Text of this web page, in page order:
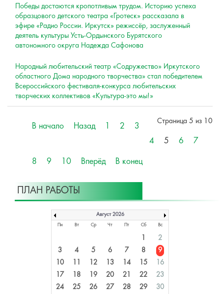
Победы достаются кропотливым трудом. Историю успеха
образцового детского театра «Гротеск» рассказала в
эфире «Радио России. Иркутск» режиссёр, заслуженный
деятель культуры Усть-Ордынского Бурятского
автономного округа Надежда Сафонова
Народный любительский театр «Содружество» Иркутского
областного Дома народного творчества» стал победителем
Всероссийского фестиваля-конкурса любительских
творческих коллективов «Культура-это мы!»
Страница 5 из 10
В начало Назад 2
3
4
5 6 7
8 9 10 Вперёд В конец
ПЛАН РАБОТЫ
Август 2026
Пн Вт Ср Чт Пт Сб Вс
1
2
3
4 5 6 7 8
9
10
11 12 13 14 15
16
17
18 19 20 21 22
23
24
25 26 27 28 29
30